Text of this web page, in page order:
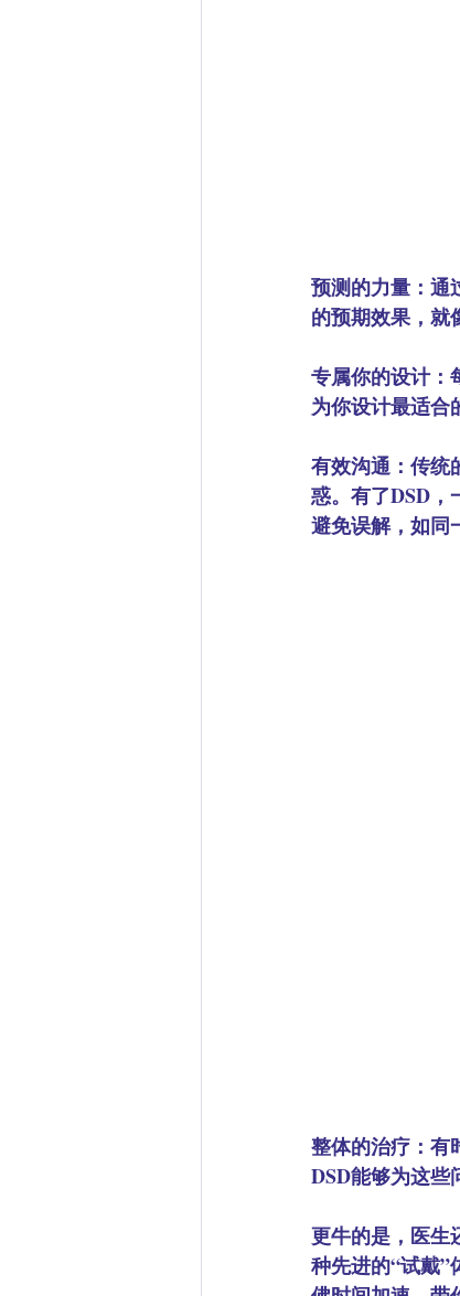
预测的力量： 通
的预期效果，就
专属你的设计：
为你设计最适合
有效沟通： 传统
惑。有了DSD，
避免误解，如同
整体的治疗： 有
DSD能够为这些
更牛的是，医生
种先进的“试戴